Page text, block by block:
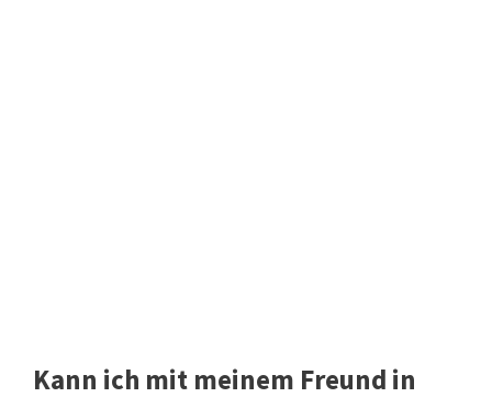
Kann ich mit meinem Freund in